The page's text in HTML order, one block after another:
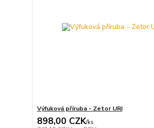
Výfuková příruba - Zetor URI
898,00 CZK/ks